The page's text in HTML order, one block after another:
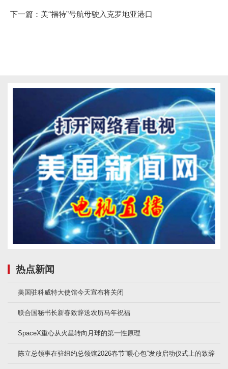
下一篇： 美“福特”号航母驶入克罗地亚港口
热点新闻
美国驻科威特大使馆今天宣布将关闭
联合国秘书长新春致辞送农历马年祝福
SpaceX重心从火星转向月球的第一性原理
陈立总领事在驻纽约总领馆2026春节“暖心包”发放启动仪式上的致辞